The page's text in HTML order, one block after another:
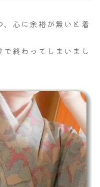
心に余裕が無いと着
終わってしまいまし